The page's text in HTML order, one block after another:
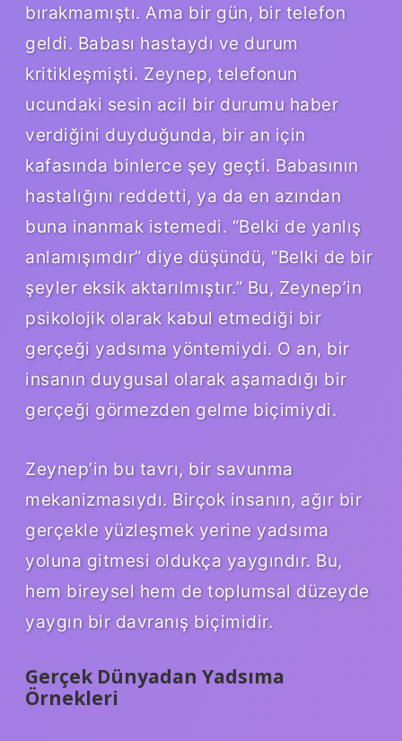
bırakmamıştı. Ama bir gün, bir telefon
geldi. Babası hastaydı ve durum
kritikleşmişti. Zeynep, telefonun
ucundaki sesin acil bir durumu haber
verdiğini duyduğunda, bir an için
kafasında binlerce şey geçti. Babasının
hastalığını reddetti, ya da en azından
buna inanmak istemedi. “Belki de yanlış
anlamışımdır” diye düşündü, “Belki de bir
şeyler eksik aktarılmıştır.” Bu, Zeynep’in
psikolojik olarak kabul etmediği bir
gerçeği yadsıma yöntemiydi. O an, bir
insanın duygusal olarak aşamadığı bir
gerçeği görmezden gelme biçimiydi.
Zeynep’in bu tavrı, bir savunma
mekanizmasıydı. Birçok insanın, ağır bir
gerçekle yüzleşmek yerine yadsıma
yoluna gitmesi oldukça yaygındır. Bu,
hem bireysel hem de toplumsal düzeyde
yaygın bir davranış biçimidir.
Gerçek Dünyadan Yadsıma
Örnekleri